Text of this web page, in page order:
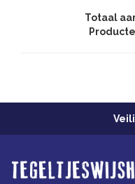
Totaal